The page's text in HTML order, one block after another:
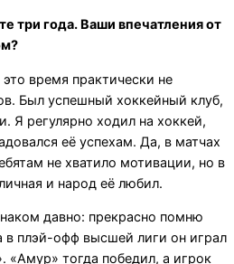
три года. Ваши впечатления от
время практически не
Был успешный хоккейный клуб,
Я регулярно ходил на хоккей,
её успехам. Да, в матчах
не хватило мотивации, но в
и народ её любил.
давно: прекрасно помню
в плэй-офф высшей лиги он играл
«Амур» тогда победил, а игрок